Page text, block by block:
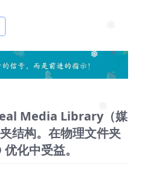
❅
❅
Media Library（媒
结构。 在物理文件夹
化中受益。